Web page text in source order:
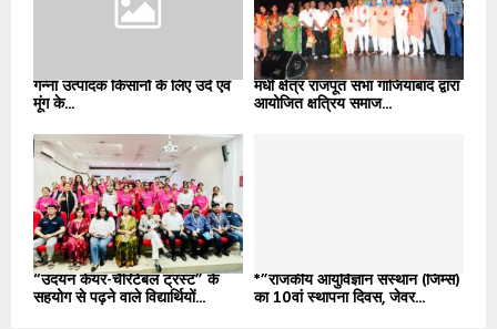
गन्ना उत्पादक किसानों के लिए उर्द एवं
मूंग के...
मधी क्षेत्र राजपूत सभा गाजियाबाद द्वारा
आयोजित क्षत्रिय समाज...
“उदयन केयर-चैरिटेबल ट्रस्ट” के
सहयोग से पढ़ने वाले विद्यार्थियों...
*”राजकीय आयुर्विज्ञान संस्थान (जिम्स)
का 10वां स्थापना दिवस, जेवर...